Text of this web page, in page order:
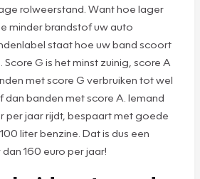
rolweerstand. Want hoe lager
minder brandstof uw auto
staat hoe uw band scoort
G is het minst zuinig, score A
met score G verbruiken tot wel
dan banden met score A. Iemand
per jaar rijdt, bespaart met goede
liter benzine. Dat is dus een
160 euro per jaar!